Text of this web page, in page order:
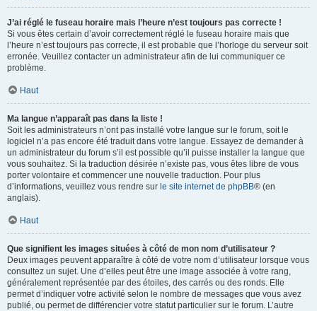
J’ai réglé le fuseau horaire mais l’heure n’est toujours pas correcte !
Si vous êtes certain d’avoir correctement réglé le fuseau horaire mais que
l’heure n’est toujours pas correcte, il est probable que l’horloge du serveur soit
erronée. Veuillez contacter un administrateur afin de lui communiquer ce
problème.
Haut
Ma langue n’apparaît pas dans la liste !
Soit les administrateurs n’ont pas installé votre langue sur le forum, soit le
logiciel n’a pas encore été traduit dans votre langue. Essayez de demander à
un administrateur du forum s’il est possible qu’il puisse installer la langue que
vous souhaitez. Si la traduction désirée n’existe pas, vous êtes libre de vous
porter volontaire et commencer une nouvelle traduction. Pour plus
d’informations, veuillez vous rendre sur le site internet de phpBB® (en
anglais).
Haut
Que signifient les images situées à côté de mon nom d’utilisateur ?
Deux images peuvent apparaître à côté de votre nom d’utilisateur lorsque vous
consultez un sujet. Une d’elles peut être une image associée à votre rang,
généralement représentée par des étoiles, des carrés ou des ronds. Elle
permet d’indiquer votre activité selon le nombre de messages que vous avez
publié, ou permet de différencier votre statut particulier sur le forum. L’autre